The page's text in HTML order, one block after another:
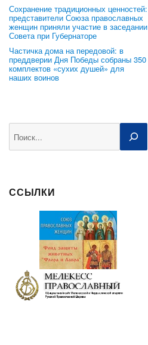
Сохранение традиционных ценностей:
представители Союза православных
женщин приняли участие в заседании
Совета при Губернаторе
Частичка дома на передовой: в
преддверии Дня Победы собраны 350
комплектов «сухих душей» для
наших воинов
ССЫЛКИ